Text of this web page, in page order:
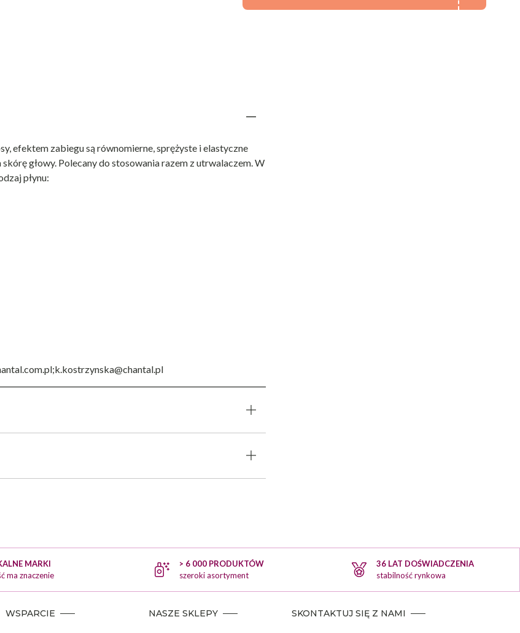
efektem zabiegu są równomierne, sprężyste i elastyczne
głowy. Polecany do stosowania razem z utrwalaczem. W
płynu:
MARKI
ma znaczenie
> 6 000 PRODUKTÓW
szeroki asortyment
36 LAT DOŚWIADCZENIA
stabilność rynkowa
WSPARCIE NASZE SKLEPY SKONTAKTUJ SIĘ Z NAMI